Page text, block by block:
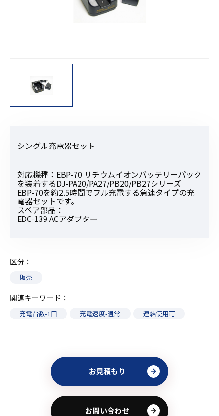
シングル充電器セット
対応機種：EBP-70 リチウムイオンバッテリーパック
を装着するDJ-PA20/PA27/PB20/PB27シリーズ
EBP-70を約2.5時間でフル充電する急速タイプの充
電器セットです。
スペア部品：
EDC-139 ACアダプター
区分
販売
関連キーワード
充電台数-1口 充電速度-通常 連結使用可
お見積もり
お問い合わせ